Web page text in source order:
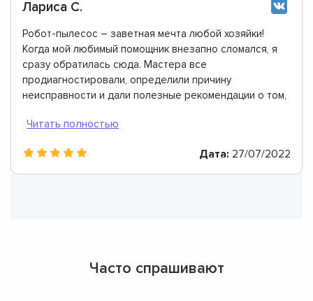
Лариса С.
Робот-пылесос – заветная мечта любой хозяйки!
Когда мой любимый помощник внезапно сломался, я
сразу обратилась сюда. Мастера все
продиагностировали, определили причину
неисправности и дали полезные рекомендации о том,
Дата: 27/07/2022
Часто спрашивают